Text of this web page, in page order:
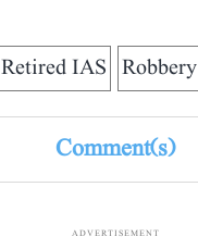
Robbery
Retired IAS
Comment(s)
ADVERTISEMENT